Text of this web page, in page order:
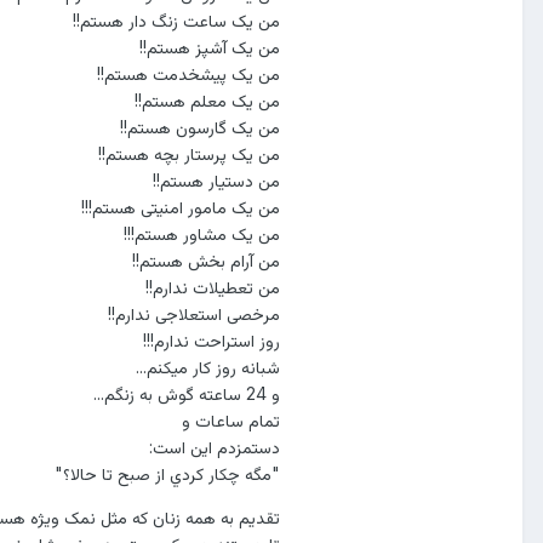
من یک ساعت زنگ دار هستم!!
من یک آشپز هستم!!
من یک پيشخدمت هستم!!
من یک معلم هستم!!
من یک گارسون هستم!!
من یک پرستار بچه هستم!!
من دستيار هستم!!
من یک مامور امنیتی هستم!!!
من یک مشاور هستم!!!
من آرام بخش هستم!!
من تعطیلات ندارم!!
مرخصی استعلاجی ندارم!!
روز استراحت ندارم!!!
شبانه روز کار میکنم...
و 24 ساعته گوش به زنگم...
تمام ساعات و
دستمزدم اين است:
"مگه چكار كردي از صبح تا حالا؟"
تقدیم به همه زنان كه مثل نمک ويژه